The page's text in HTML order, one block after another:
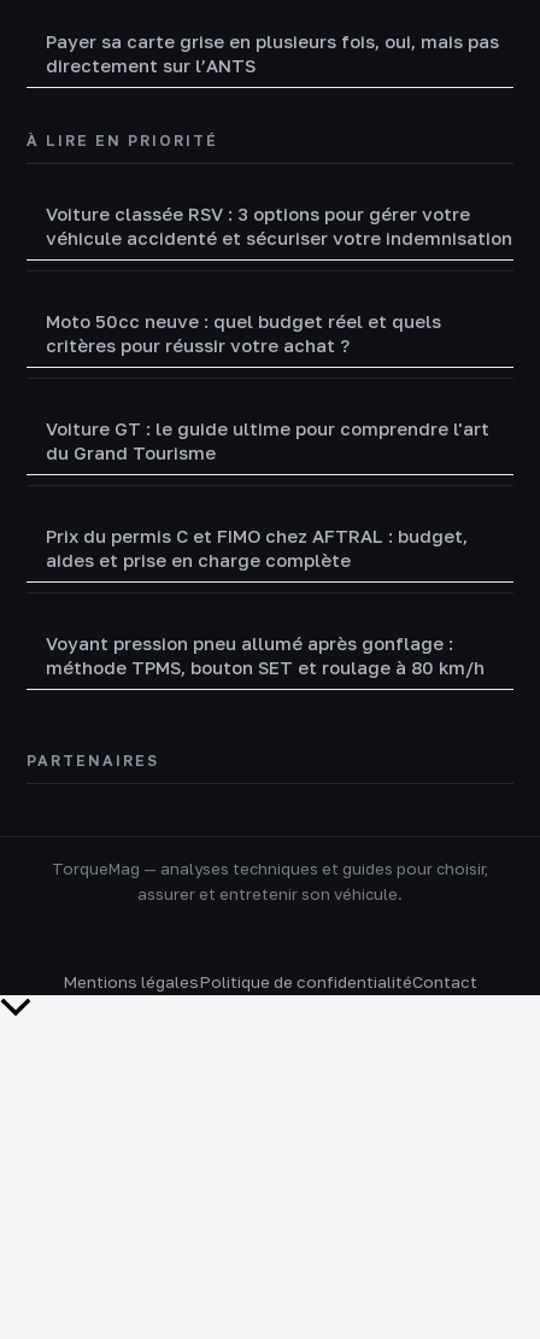
Payer sa carte grise en plusieurs fois, oui, mais pas
directement sur l’ANTS
À LIRE EN PRIORITÉ
Voiture classée RSV : 3 options pour gérer votre
véhicule accidenté et sécuriser votre indemnisation
Moto 50cc neuve : quel budget réel et quels
critères pour réussir votre achat ?
Voiture GT : le guide ultime pour comprendre l'art
du Grand Tourisme
Prix du permis C et FIMO chez AFTRAL : budget,
aides et prise en charge complète
Voyant pression pneu allumé après gonflage :
méthode TPMS, bouton SET et roulage à 80 km/h
PARTENAIRES
TorqueMag — analyses techniques et guides pour choisir,
assurer et entretenir son véhicule.
Mentions légalesPolitique de confidentialitéContact